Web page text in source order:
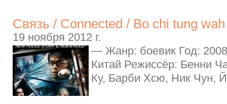
Связь / Connected / Bo chi tung wah
19 ноября 2012 г.
— Жанр: боевик Год: 2008
Китай Режиссёр: Бенни
Ку, Барби Хсю, Ник Чун,